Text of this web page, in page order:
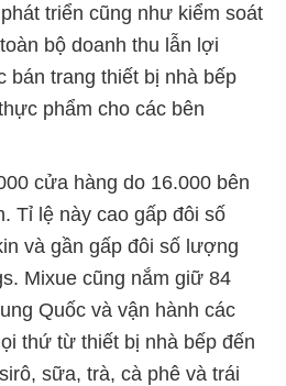
triển cũng như kiểm soát
bộ doanh thu lẫn lợi
bán trang thiết bị nhà bếp
phẩm cho các bên
cửa hàng do 16.000 bên
Tỉ lệ này cao gấp đôi số
và gần gấp đôi số lượng
Mixue cũng nắm giữ 84
Quốc và vận hành các
thứ từ thiết bị nhà bếp đến
sữa, trà, cà phê và trái